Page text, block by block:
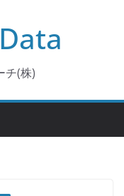
チ(株)